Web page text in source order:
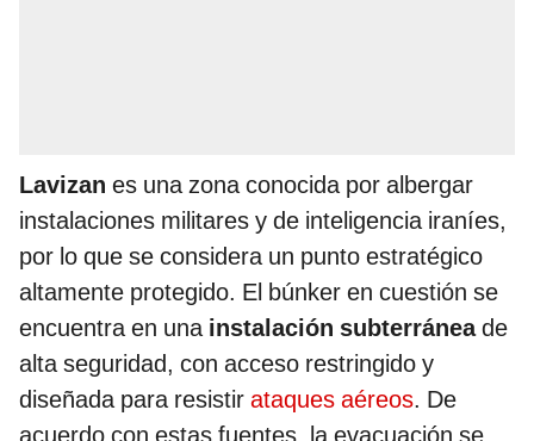
Lavizan es una zona conocida por albergar
instalaciones militares y de inteligencia iraníes,
por lo que se considera un punto estratégico
altamente protegido. El búnker en cuestión se
encuentra en una instalación subterráneade
alta seguridad, con acceso restringido y
diseñada para resistir ataques aéreos. De
acuerdo con estas fuentes, la evacuación se